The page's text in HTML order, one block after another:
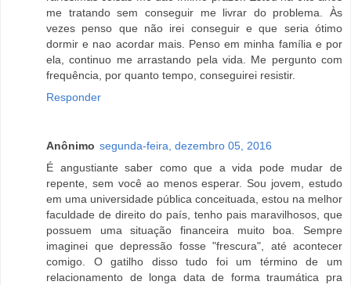
me tratando sem conseguir me livrar do problema. Às
vezes penso que não irei conseguir e que seria ótimo
dormir e nao acordar mais. Penso em minha família e por
ela, continuo me arrastando pela vida. Me pergunto com
frequência, por quanto tempo, conseguirei resistir.
Responder
Anônimo segunda-feira, dezembro 05, 2016
É angustiante saber como que a vida pode mudar de
repente, sem você ao menos esperar. Sou jovem, estudo
em uma universidade pública conceituada, estou na melhor
faculdade de direito do país, tenho pais maravilhosos, que
possuem uma situação financeira muito boa. Sempre
imaginei que depressão fosse "frescura", até acontecer
comigo. O gatilho disso tudo foi um término de um
relacionamento de longa data de forma traumática pra